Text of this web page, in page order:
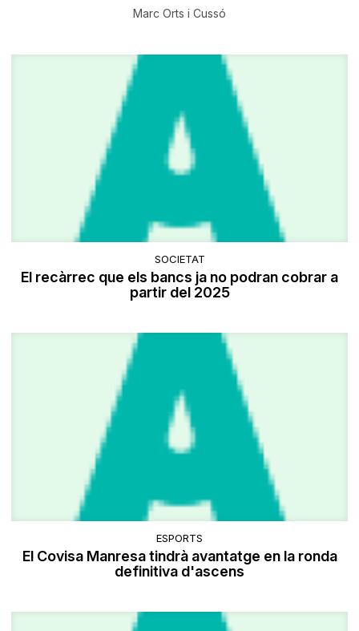
Marc Orts i Cussó
SOCIETAT
El recàrrec que els bancs ja no podran cobrar a
partir del 2025
ESPORTS
El Covisa Manresa tindrà avantatge en la ronda
definitiva d'ascens